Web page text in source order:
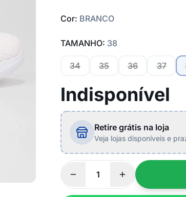
Cor: BRANCO
TAMANHO: 38
34 35 36 37
Indisponível
Retire grátis na loja
Veja lojas disponíveis e